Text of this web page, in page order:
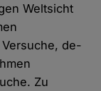
Weltsicht
de-
Zu